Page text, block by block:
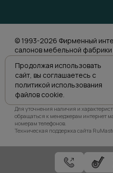
© 1993-2026 Фирменный
салонов мебельной фабрики
Согласие на обработку
Приведенная на сайте информация не
Для уточнения наличия и
обращаться к менеджерам интернет
номерам телефонов.
Техническая поддержка сайта
Продолжая использовать
сайт, вы соглашаетесь с
политикой использования
файлов cookie.